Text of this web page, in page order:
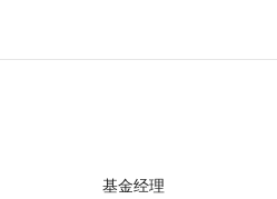
基金经理